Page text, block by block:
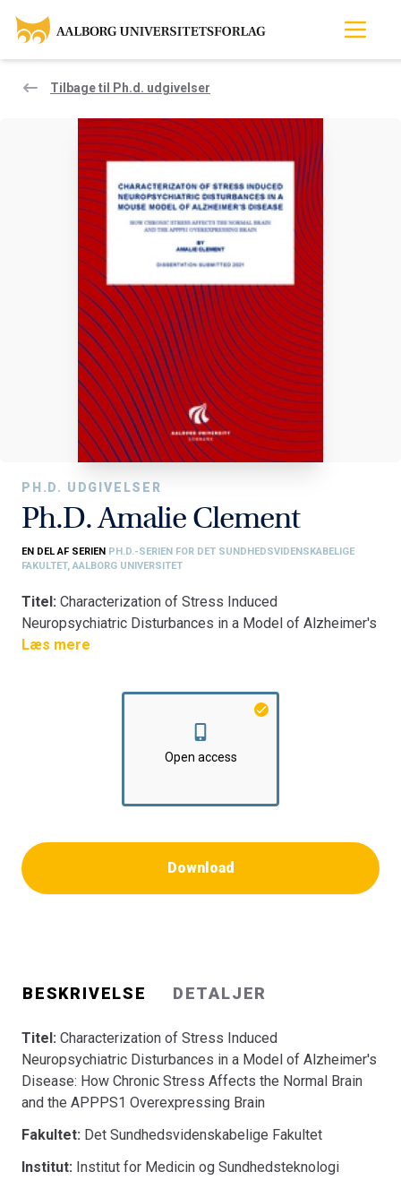
Tilbage til Ph.d. udgivelser
PH.D. UDGIVELSER
Ph.D. Amalie Clement
EN DEL AF SERIEN PH.D.-SERIEN FOR DET SUNDHEDSVIDENSKABELIGE
FAKULTET, AALBORG UNIVERSITET
Titel: Characterization of Stress Induced
Neuropsychiatric Disturbances in a Model of Alzheimer's
Disease: How Chronic Stress Affects the Normal Brain
Det Sundhedsvidenskabelige Fakultet
Institut for Medicin og Sundhedsteknologi
Læs mere
Open access
Download
BESKRIVELSE DETALJER
Titel: Characterization of Stress Induced
Neuropsychiatric Disturbances in a Model of Alzheimer's
Disease: How Chronic Stress Affects the Normal Brain
and the APPPS1 Overexpressing Brain
Fakultet: Det Sundhedsvidenskabelige Fakultet
Institut: Institut for Medicin og Sundhedsteknologi